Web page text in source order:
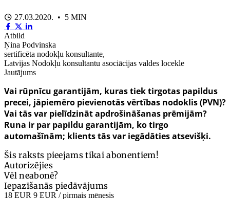
27.03.2020. • 5 MIN
Atbild
Ņina Podvinska
sertificēta nodokļu konsultante,
Latvijas Nodokļu konsultantu asociācijas valdes locekle
Jautājums
Vai rūpnīcu garantijām, kuras tiek tirgotas papildus
precei, jāpiemēro pievienotās vērtības nodoklis (PVN)?
Vai tās var pielīdzināt apdrošināšanas prēmijām?
Runa ir par papildu garantijām, ko tirgo
automašīnām; klients tās var iegādāties atsevišķi.
Šis raksts pieejams tikai abonentiem!
Autorizējies
Vēl neabonē?
Iepazīšanās piedāvājums
18 EUR 9 EUR / pirmais mēnesis